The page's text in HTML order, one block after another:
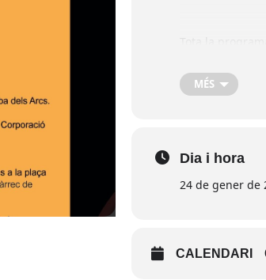
MÉS
Dia i hora
24 de gener de
CALENDARI